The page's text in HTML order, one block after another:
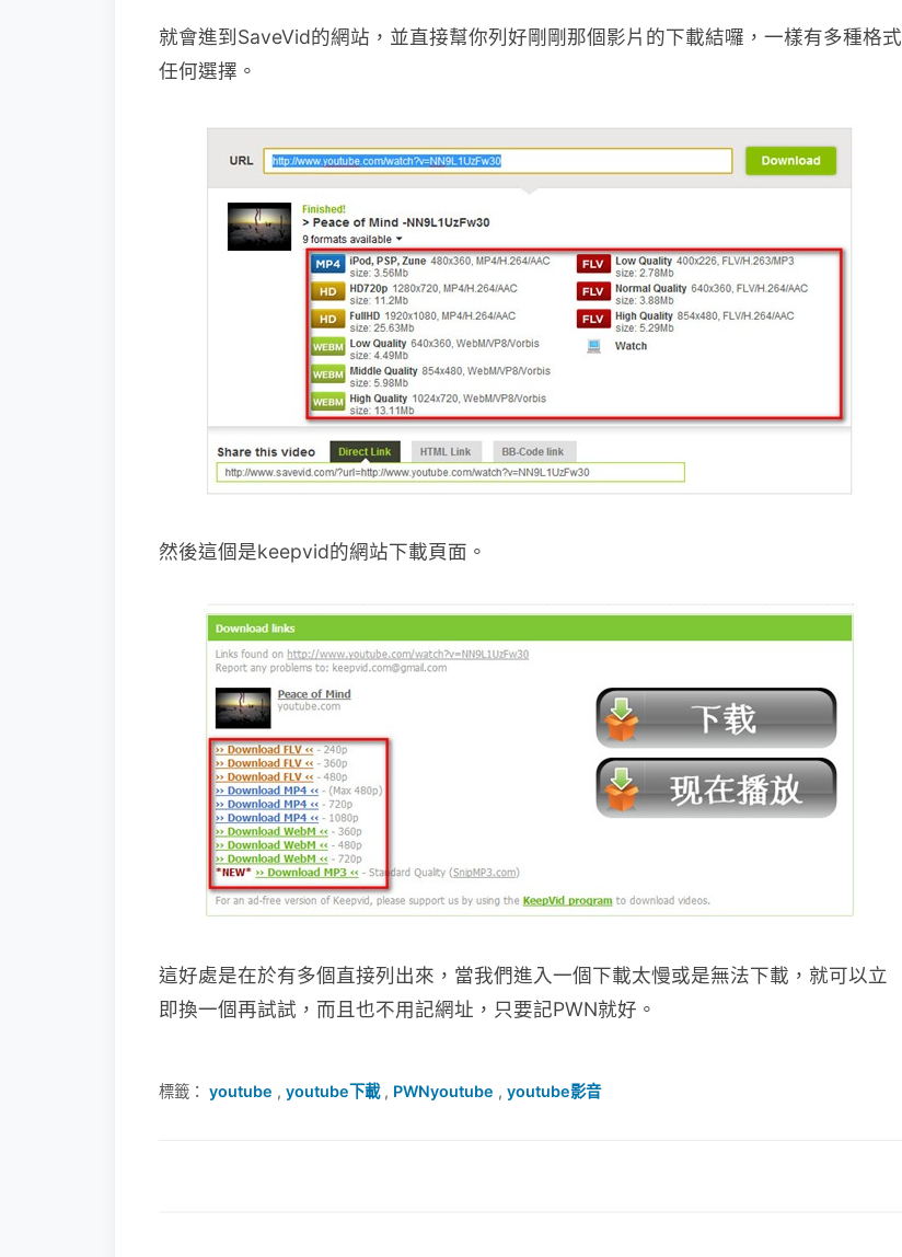
就會進到SaveVid的網站，並直接幫你列好剛剛那個影片的下載結囉，一樣有多種格式
任何選擇。
然後這個是keepvid的網站下載頁面。
這好處是在於有多個直接列出來，當我們進入一個下載太慢或是無法下載，就可以立
即換一個再試試，而且也不用記網址，只要記PWN就好。
標籤： youtube , youtube下載, PWNyoutube , youtube影音